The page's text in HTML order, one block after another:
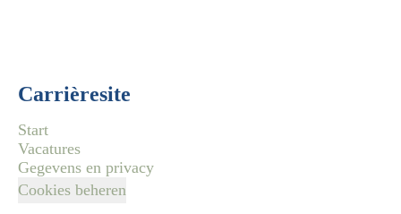
Carrièresite
Start
Vacatures
Gegevens en privacy
Cookies beheren